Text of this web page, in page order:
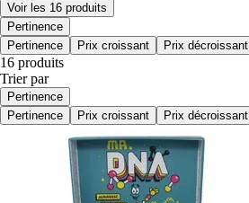
Voir les 16 produits
Pertinence
Pertinence
Prix croissant Prix décroissant
16 produits
Trier par
Pertinence
Pertinence
Prix croissant Prix décroissant